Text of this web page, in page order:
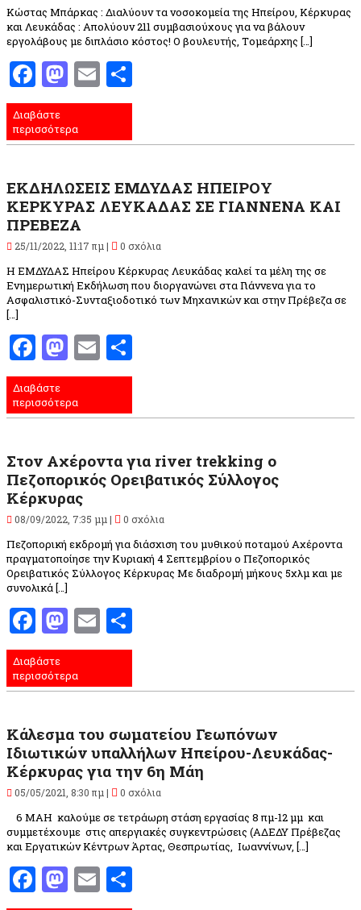
Κώστας Μπάρκας : Διαλύουν τα νοσοκομεία της Ηπείρου, Κέρκυρας
και Λευκάδας : Απολύουν 211 συμβασιούχους για να βάλουν
εργολάβους με διπλάσιο κόστος! O βουλευτής, Tομεάρχης […]
Facebook
Mastodon
Email
Διαβάστε
περισσότερα
ΕΚΔΗΛΩΣΕΙΣ ΕΜΔΥΔΑΣ ΗΠΕΙΡΟΥ
ΚΕΡΚΥΡΑΣ ΛΕΥΚΑΔΑΣ ΣΕ ΓΙΑΝΝΕΝΑ ΚΑΙ
ΠΡΕΒΕΖΑ
25/11/2022, 11:17 πμ | 0 σχόλια
Η ΕΜΔΥΔΑΣ Ηπείρου Κέρκυρας Λευκάδας καλεί τα μέλη της σε
Ενημερωτική Εκδήλωση που διοργανώνει στα Γιάννενα για το
Ασφαλιστικό-Συνταξιοδοτικό των Μηχανικών και στην Πρέβεζα σε
[…]
Facebook
Mastodon
Email
Διαβάστε
περισσότερα
Στον Αχέροντα για river trekking ο
Πεζοπορικός Ορειβατικός Σύλλογος
Κέρκυρας
08/09/2022, 7:35 μμ | 0 σχόλια
Πεζοπορική εκδρομή για διάσχιση του μυθικού ποταμού Αχέροντα
πραγματοποίησε την Κυριακή 4 Σεπτεμβρίου ο Πεζοπορικός
Ορειβατικός Σύλλογος Κέρκυρας Με διαδρομή μήκους 5χλμ και με
συνολικά […]
Facebook
Mastodon
Email
Διαβάστε
περισσότερα
Κάλεσμα του σωματείου Γεωπόνων
Ιδιωτικών υπαλλήλων Ηπείρου-Λευκάδας-
Κέρκυρας για την 6η Μάη
05/05/2021, 8:30 πμ | 0 σχόλια
6 ΜΑΗ καλούμε σε τετράωρη στάση εργασίας 8 πμ-12 μμ και
συμμετέχουμε στις απεργιακές συγκεντρώσεις (ΑΔΕΔΥ Πρέβεζας
και Εργατικών Κέντρων Άρτας, Θεσπρωτίας, Ιωαννίνων, […]
Facebook
Mastodon
Email